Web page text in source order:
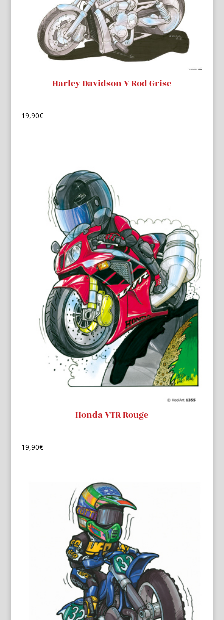
Harley Davidson V Rod Grise
19,90€
Honda VTR Rouge
19,90€